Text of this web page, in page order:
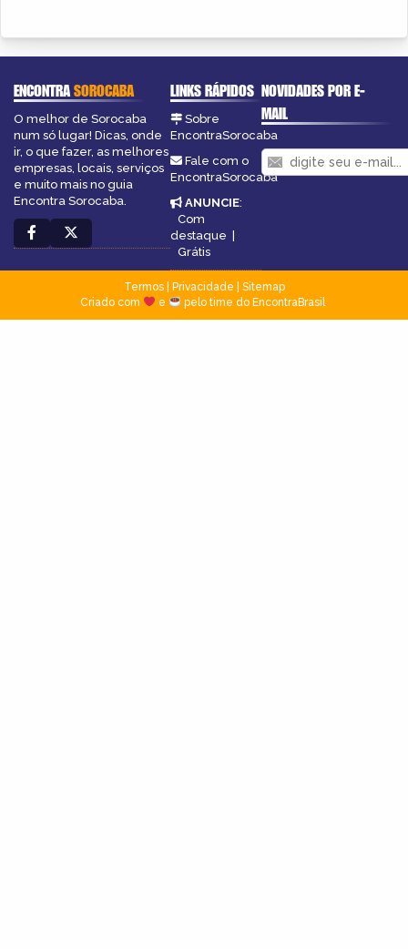
ENCONTRASOROCABA
O melhor de Sorocaba
num só lugar! Dicas, onde
ir, o que fazer, as melhores
empresas, locais, serviços
e muito mais no guia
Encontra Sorocaba.
LINKS RÁPIDOS
Sobre
EncontraSorocaba
Fale com o
EncontraSorocaba
ANUNCIE:
Com
destaque |
Grátis
NOVIDADES POR E-
MAIL
Termos| Privacidade
Sitemap
Criado com
e pelo time do EncontraBrasil